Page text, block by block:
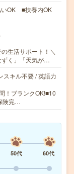
OK ■扶養内OK
生活サポート！＼
ずく」「天気が…
スキル不要 / 英語力
！ブランクOK!■10
険完…
50代
60代